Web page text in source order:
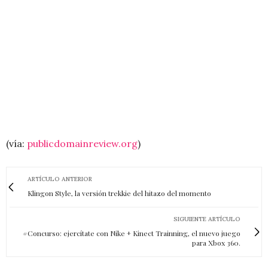
(vía: publicdomainreview.org)
ARTÍCULO ANTERIOR
Klingon Style, la versión trekkie del hitazo del momento
SIGUIENTE ARTÍCULO
#Concurso: ejercítate con Nike + Kinect Trainning, el nuevo juego
para Xbox 360.